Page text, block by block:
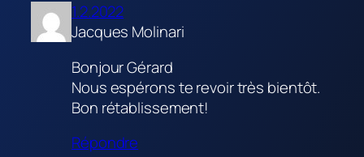
1.2.2022
Jacques Molinari
Bonjour Gérard
Nous espérons te revoir très bientôt.
Bon rétablissement!
Répondre